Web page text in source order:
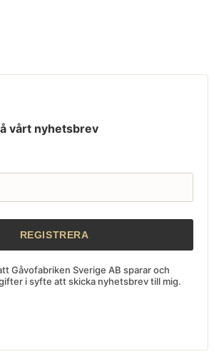
vårt nyhetsbrev
Gåvofabriken Sverige AB sparar och
i syfte att skicka nyhetsbrev till mig.